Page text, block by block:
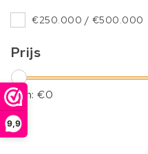
9,9
€250.000 / €500.000
Prijs
Min: €0